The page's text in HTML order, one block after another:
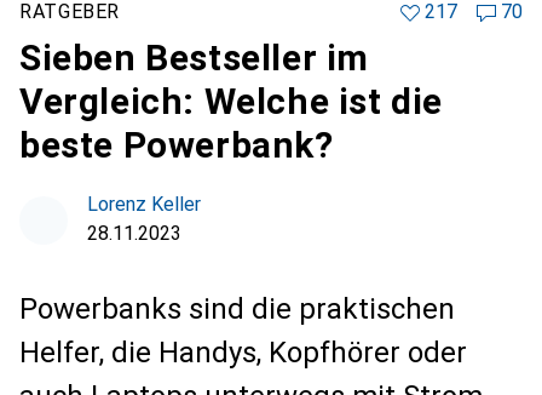
RATGEBER 217 70
Sieben Bestseller im
Vergleich: Welche ist die
beste Powerbank?
Lorenz Keller
28.11.2023
Powerbanks sind die praktischen
Helfer, die Handys, Kopfhörer oder